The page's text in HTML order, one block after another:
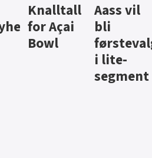
Brus og
jus fra
Berentsen
Hard
iste fra
Hansa